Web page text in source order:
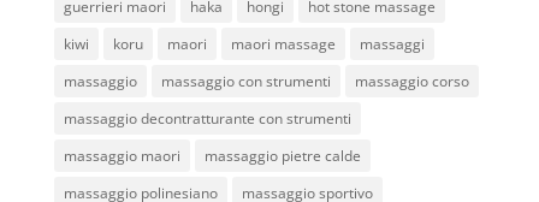
guerrieri maori
haka hongi
hot stone massage
kiwi
koru maori maori massage
massaggi
massaggio
massaggio con strumenti
massaggio corso
massaggio decontratturante con strumenti
massaggio maori
massaggio pietre calde
massaggio polinesiano
massaggio sportivo